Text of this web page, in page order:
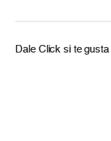
Dale Click si te gusta